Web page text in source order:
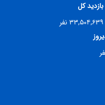
بازدید کل
۳۳,۵۰۴,۶۳۹ نفر